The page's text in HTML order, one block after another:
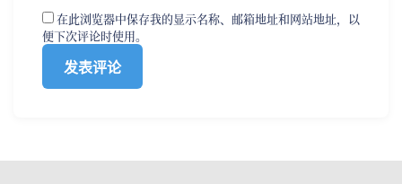
在此浏览器中保存我的显示名称、邮箱地址和网站地址，以
便下次评论时使用。